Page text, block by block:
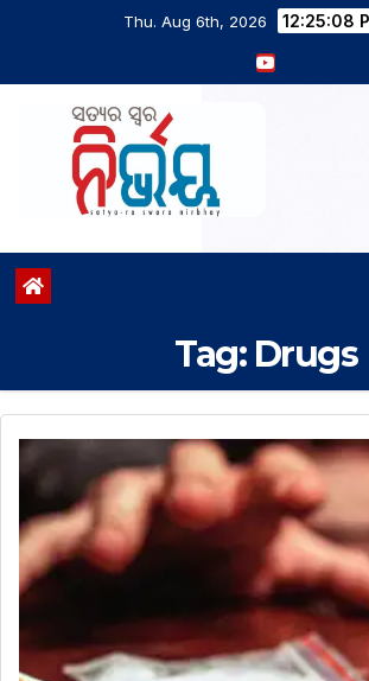
Thu. Aug 6th, 2026 12:25:09
Tag: Drugs